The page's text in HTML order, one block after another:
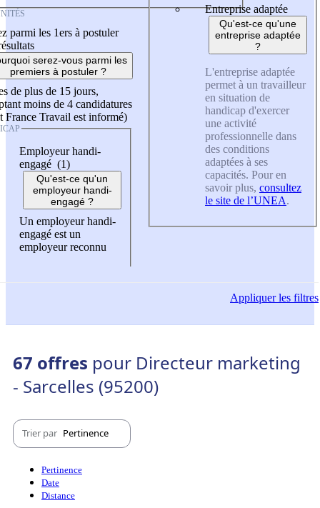
parmi les 1ers à postuler
serez-vous parmi les
premiers à postuler ?
de plus de 15 jours,
moins de 4 candidatures
France Travail est informé)
Employeur handi-
engagé (1)
Qu'est-ce qu'un
employeur handi-
engagé ?
Un employeur handi-
engagé est un
employeur reconnu
Entreprise adaptée
Qu'est-ce qu'une
entreprise adaptée
?
L'entreprise adaptée
permet à un travailleur
en situation de
handicap d'exercer
une activité
professionnelle dans
des conditions
adaptées à ses
capacités. Pour en
savoir plus, consultez
le site de l’UNEA.
Appliquerles filtres
67 offres pour Directeur marketing
- Sarcelles (95200)
Trier par Pertinence
Pertinence
Date
Distance